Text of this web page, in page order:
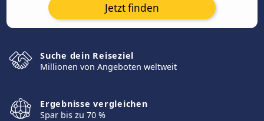
Jetzt finden
Suche dein Reiseziel
Millionen von Angeboten weltweit
Ergebnisse vergleichen
Spar bis zu 70 %